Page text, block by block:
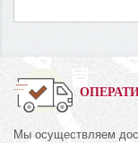
Мы осуществляем